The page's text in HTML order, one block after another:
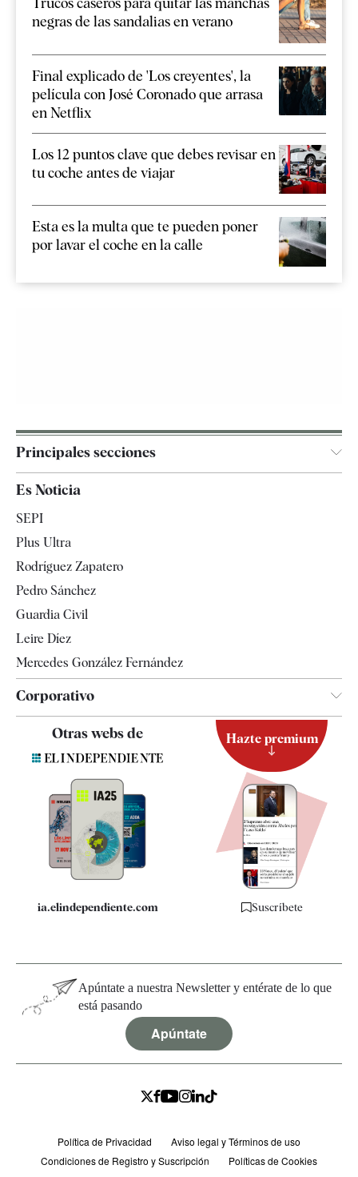
negras de las sandalias en verano
Final explicado de 'Los creyentes', la
película con José Coronado que arrasa
en Netflix
Los 12 puntos clave que debes revisar en
tu coche antes de viajar
Esta es la multa que te pueden poner
por lavar el coche en la calle
Principales secciones
España
Televisión
Es Noticia
SEPI
Plus Ultra
Rodríguez Zapatero
Pedro Sánchez
Guardia Civil
Leire Díez
Mercedes González Fernández
Corporativo
Contacto
Quiénes somos
Especificaciones
Otras webs de
ia.elindependiente.com
Hazte premium
Suscríbete
Apúntate a nuestra Newsletter y entérate de lo que
está pasando
Apúntate
Política de Privacidad
Aviso legal y Términos de uso
Condiciones de Registro y Suscripción
Políticas de Cookies